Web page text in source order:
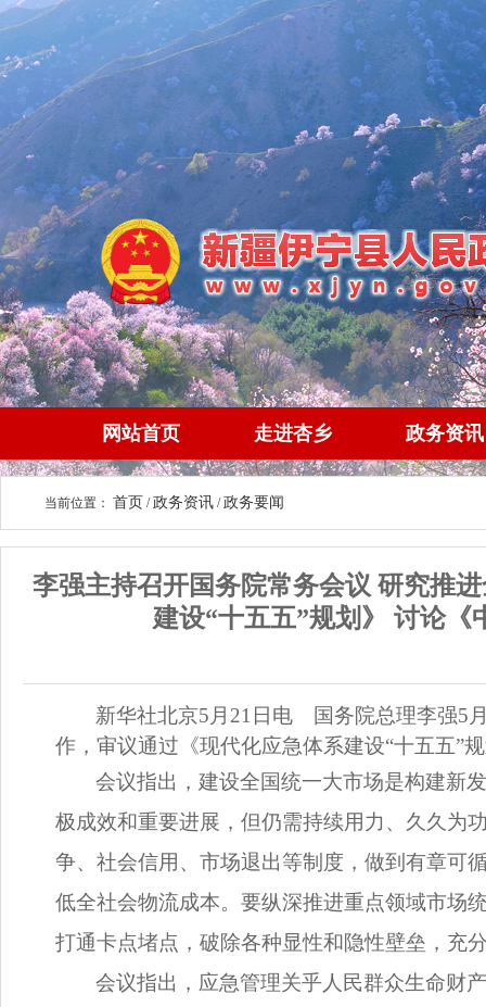
网站首页 走进杏乡 政务资讯
当前位置： 首页 /政务资讯 /政务要闻
李强主持召开国务院常务会议 研究推
建设“十五五”规划》 讨论
新华社北京5月21日电 国务院总理李强5
作，审议通过《现代化应急体系建设“十五五”
会议指出，建设全国统一大市场是构建新
极成效和重要进展，但仍需持续用力、久久为
争、社会信用、市场退出等制度，做到有章可
低全社会物流成本。要纵深推进重点领域市场
打通卡点堵点，破除各种显性和隐性壁垒，充
会议指出，应急管理关乎人民群众生命财